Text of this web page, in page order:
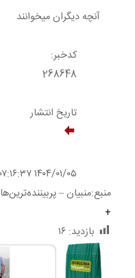
آنچه دیگران میخوانند
کدخبر:
268648
تاریخ انتشار
۱۴۰۴/۰۱/۰۵ ۰۷:۱۶:۳۷
منبع:منبیان – پربیننده‌ترین‌ها
+
بازدید: ۱۶